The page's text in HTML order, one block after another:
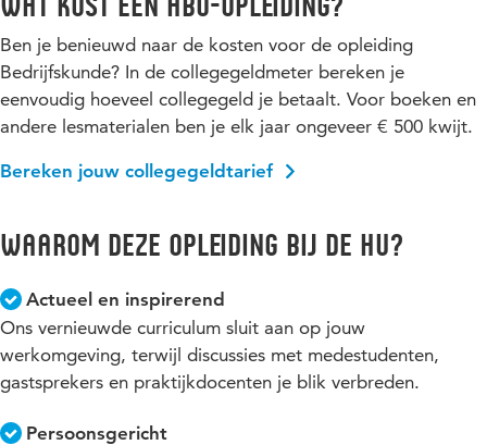
Ben je benieuwd naar de kosten voor de opleiding
Bedrijfskunde? In de collegegeldmeter bereken je
eenvoudig hoeveel collegegeld je betaalt. Voor boeken en
andere lesmaterialen ben je elk jaar ongeveer € 500 kwijt.
Bereken jouw collegegeldtarief
Waarom deze opleiding bij de HU?
Actueel en inspirerend
Ons vernieuwde curriculum sluit aan op jouw
werkomgeving, terwijl discussies met medestudenten,
gastsprekers en praktijkdocenten je blik verbreden.
Persoonsgericht